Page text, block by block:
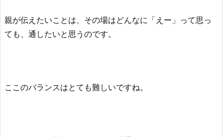
親が伝えたいことは、その場はどんなに「えー」って思っ
ても、通したいと思うのです。
ここのバランスはとても難しいですね。